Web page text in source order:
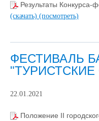
Результаты Конкурса-
(скачать) (посмотреть)
ФЕСТИВАЛЬ
"ТУРИСТСКИЕ
22.01.2021
Положение II